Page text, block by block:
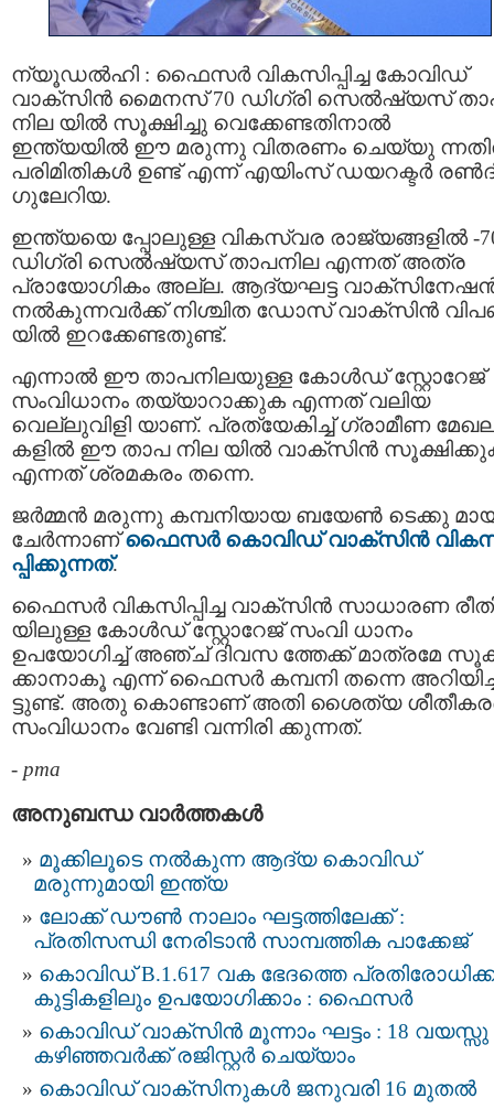
ന്യൂഡൽഹി : ഫൈസർ വികസിപ്പിച്ച കോവിഡ്
വാക്സിൻ മൈനസ് 70 ഡിഗ്രി സെല്‍ഷ്യസ്
നില യില്‍ സൂക്ഷിച്ചു വെക്കേണ്ടതിനാല്‍
ഇന്ത്യയില്‍ ഈ മരുന്നു വിതരണം ചെയ്യു
പരിമിതികള്‍ ഉണ്ട് എന്ന് എയിംസ് ഡയറക്ടര്‍
ഗുലേറിയ.
ഇന്ത്യയെ പ്പോലുള്ള വികസ്വര രാജ്യങ്ങളിൽ -
ഡിഗ്രി സെല്‍ഷ്യസ് താപനില എന്നത് അത്ര
പ്രായോഗികം അല്ല. ആദ്യഘട്ട
നല്‍കുന്നവര്‍ക്ക് നിശ്ചിത ഡോസ് വാക്സിന്‍
യില്‍ ഇറക്കേണ്ടതുണ്ട്.
എന്നാല്‍ ഈ താപനിലയുള്ള കോൾഡ് സ്റ്റോറേജ്
സംവിധാനം തയ്യാറാക്കുക എന്നത് വലിയ
വെല്ലുവിളി യാണ്. പ്രത്യേകിച്ച് ഗ്രാമീണ
കളില്‍ ഈ താപ നില യിൽ വാക്സിൻ
എന്നത് ശ്രമകരം തന്നെ.
ജര്‍മ്മന്‍ മരുന്നു കമ്പനിയായ ബയേൺ ടെക്കു
ചേര്‍ന്നാണ്ഫൈസര്‍ കൊവിഡ് വാക്‌സിന്‍
പ്പിക്കുന്നത്.
ഫൈസർ വികസിപ്പിച്ച വാക്‌സിന്‍ സാധാരണ
യിലുള്ള കോൾഡ് സ്റ്റോറേജ് സംവി ധാനം
ഉപയോഗിച്ച് അഞ്ച് ദിവസ ത്തേക്ക് മാത്രമേ
ക്കാനാകൂ എന്ന് ഫൈസര്‍ കമ്പനി തന്നെ
ട്ടുണ്ട്. അതു കൊണ്ടാണ് അതി ശൈത്യ
സംവിധാനം വേണ്ടി വന്നിരി ക്കുന്നത്.
- pma
അനുബന്ധ വാര്‍ത്തകള്‍
മൂക്കിലൂടെ നല്‍കുന്ന ആദ്യ കൊവിഡ്
മരുന്നുമായി ഇന്ത്യ
ലോക്ക് ഡൗണ്‍ നാലാം ഘട്ടത്തിലേക്ക് :
പ്രതിസന്ധി നേരിടാന്‍ സാമ്പത്തിക പാക്കേജ്‌
കൊവിഡ് B.1.617 വക ഭേദത്തെ
കുട്ടികളിലും ഉപയോഗിക്കാം : ഫൈസർ
കൊവിഡ് വാക്സിന്‍ മൂന്നാം ഘട്ടം : 18 വയസ്സു
കഴിഞ്ഞവര്‍ക്ക് രജിസ്റ്റർ ചെയ്യാം
കൊവിഡ് വാക്സിനുകള്‍ ജനുവരി 16 മുതല്‍